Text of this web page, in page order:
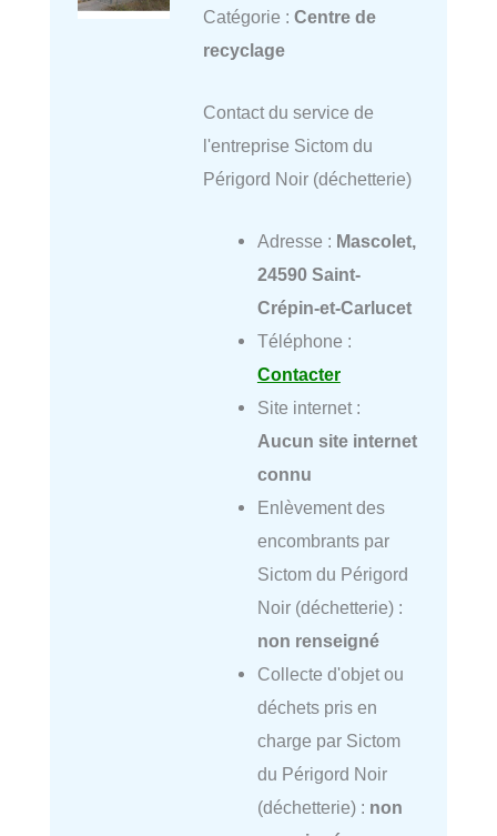
Catégorie : Centre de
recyclage
Contact du service de
l'entreprise Sictom du
Périgord Noir (déchetterie)
Adresse : Mascolet,
24590 Saint-
Crépin-et-Carlucet
Téléphone :
Contacter
Site internet :
Aucun site internet
connu
Enlèvement des
encombrants par
Sictom du Périgord
Noir (déchetterie) :
non renseigné
Collecte d'objet ou
déchets pris en
charge par Sictom
du Périgord Noir
(déchetterie) : non